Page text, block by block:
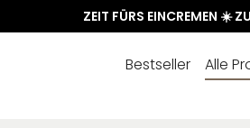
ZEIT FÜRS EINCREMEN ☀️
Bestseller Alle